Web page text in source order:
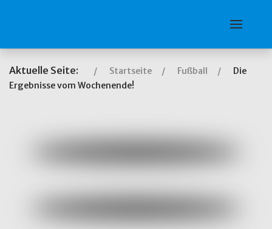
Aktuelle Seite: Startseite Fußball
Die
Ergebnisse vom Wochenende!